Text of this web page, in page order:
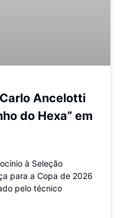
Ancelotti
do Hexa” em
à Seleção
para a Copa de 2026
pelo técnico